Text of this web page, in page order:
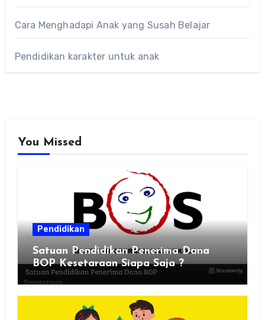
Cara Menghadapi Anak yang Susah Belajar
Pendidikan karakter untuk anak
You Missed
Pendidikan
Satuan Pendidikan Penerima Dana
BOP Kesetaraan Siapa Saja ?